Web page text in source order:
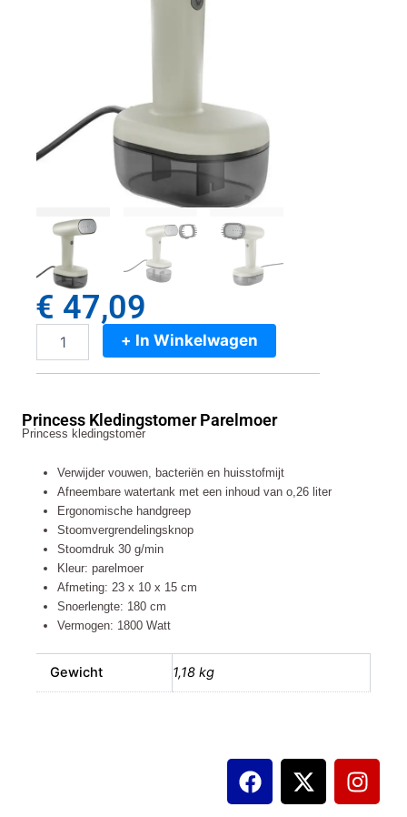
€ 47,09
Princess
+ In Winkelwagen
Princess Kledingstomer Parelmoer
Princess kledingstomer
Verwijder vouwen, bacteriën en huisstofmijt
Afneembare watertank met een inhoud van o,26 liter
Ergonomische handgreep
Stoomvergrendelingsknop
Stoomdruk 30 g/min
Kleur: parelmoer
Afmeting: 23 x 10 x 15 cm
Snoerlengte: 180 cm
Vermogen: 1800 Watt
Gewicht 1,18 kg
F
a
X
-
I
n